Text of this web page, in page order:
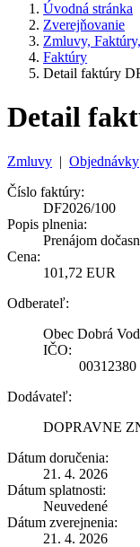
Úvodná stránka
Zverejňovanie
Zmluvy,
Faktúry
Detail faktúry
Detail
Zmluvy | Objednávky
Číslo faktúry:
DF2026/100
Popis plnenia:
Prenájom
Cena:
101,72 EUR
Odberateľ:
Obec Dobrá
IČO:
00312380
Dodávateľ:
DOPRAVNE
Dátum doručenia:
21. 4. 2026
Dátum splatnosti:
Neuvedené
Dátum zverejnenia:
21. 4. 2026